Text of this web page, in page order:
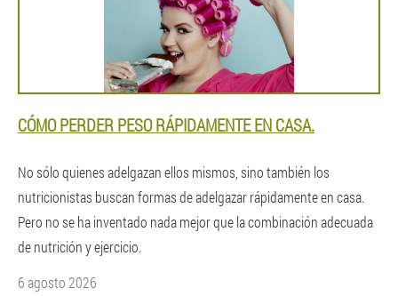
CÓMO PERDER PESO RÁPIDAMENTE EN CASA.
No sólo quienes adelgazan ellos mismos, sino también los
nutricionistas buscan formas de adelgazar rápidamente en casa.
Pero no se ha inventado nada mejor que la combinación adecuada
de nutrición y ejercicio.
6 agosto 2026